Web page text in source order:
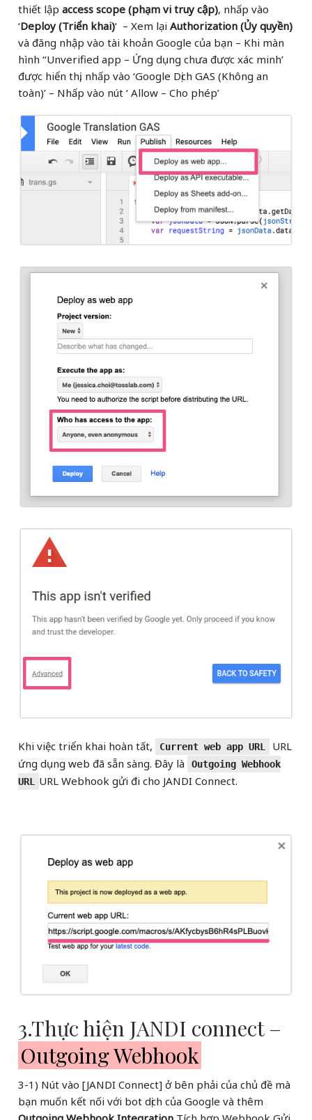
thiết lậpaccess scope (phạm vi truy cập), nhấp vào
‘Deploy (Triển khai)‘ – Xem lạiAuthorization (Ủy quyền)
và đăng nhập vào tài khoản Google của bạn – Khi màn
hình ‘‘Unverified app – Ứng dụng chưa được xác minh’
được hiển thị, nhấp vào ‘Google Dịch GAS (Không an
toàn)’ – Nhấp vào nút ‘ Allow – Cho phép’
Khi việc triển khai hoàn tất, Current web app URL
URL
ứng dụng web đã sẵn sàng. Đây là
Outgoing Webhook
URL
URL Webhook gửi đi cho JANDI Connect.
3.Thực hiện JANDI connect –
Outgoing Webhook
3-1) Nút vào [JANDI Connect] ở bên phải của chủ đề mà
bạn muốn kết nối với bot dịch của Google và thêm